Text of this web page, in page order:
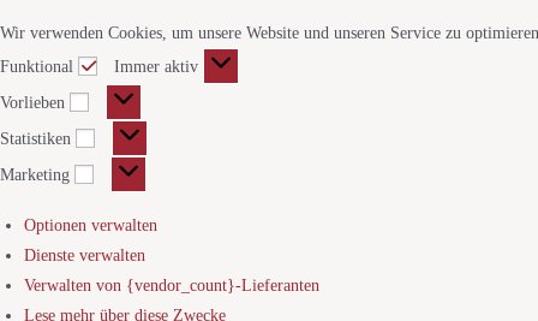
Wir verwenden Cookies, um unsere Website und unseren Service zu
Funktional
Immer aktiv
Vorlieben
Statistiken
Marketing
Optionen verwalten
Dienste verwalten
Verwalten von {vendor_count}-Lieferanten
Lese mehr über diese Zwecke